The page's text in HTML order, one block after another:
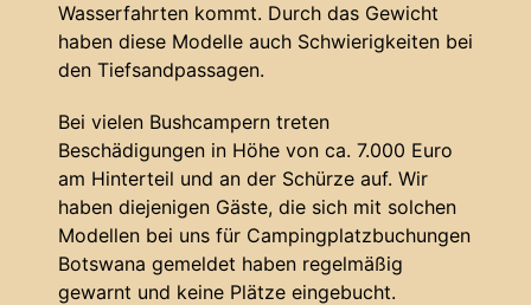
Wasserfahrten kommt. Durch das Gewicht
haben diese Modelle auch Schwierigkeiten bei
den Tiefsandpassagen.
Bei vielen Bushcampern treten
Beschädigungen in Höhe von ca. 7.000 Euro
am Hinterteil und an der Schürze auf. Wir
haben diejenigen Gäste, die sich mit solchen
Modellen bei uns für Campingplatzbuchungen
Botswana gemeldet haben regelmäßig
gewarnt und keine Plätze eingebucht.